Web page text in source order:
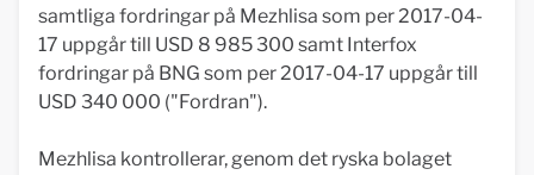
samtliga fordringar på Mezhlisa som per 2017-04-
17 uppgår till USD 8 985 300 samt Interfox
fordringar på BNG som per 2017-04-17 uppgår till
USD 340 000 ("Fordran").
Mezhlisa kontrollerar, genom det ryska bolaget